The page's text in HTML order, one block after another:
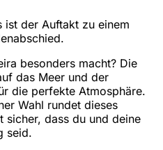
ist der Auftakt zu einem
besonders macht? Die
das Meer und der
die perfekte Atmosphäre.
Wahl rundet dieses
sicher, dass du und deine
seid.